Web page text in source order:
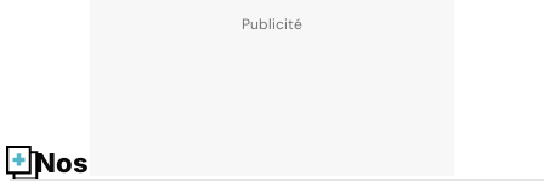
Nos fiches santé